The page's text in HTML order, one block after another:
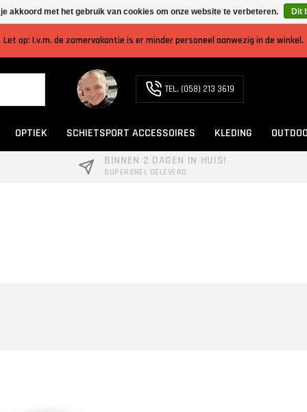
Let op: I.v.m. de zomervakantie is er minder personeel aanwezig in de winkel.
TEL. (058) 213 3619
OPTIEK SCHIETSPORT ACCESSOIRES KLEDING
BINNEN 2 DAGEN IN HUIS!
SUPERSNEL GELEVERD
akkoord met het gebruik van cookies om onze website te verbeteren. Dit